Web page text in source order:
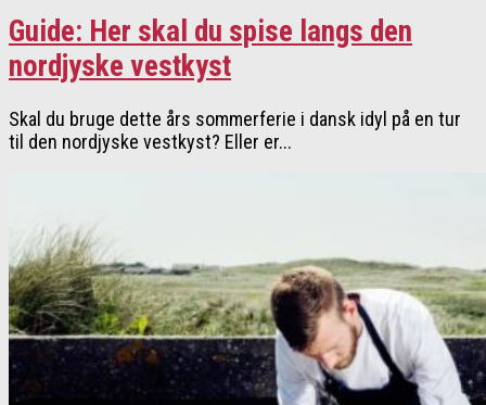
Guide: Her skal du spise langs den
nordjyske vestkyst
Skal du bruge dette års sommerferie i dansk idyl på en tur
til den nordjyske vestkyst? Eller er...